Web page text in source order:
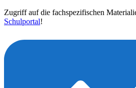
Zugriff auf die fachspezifischen
Schulportal!